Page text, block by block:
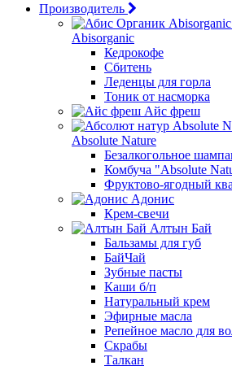
Производитель
Abisorganic
Кедрокофе
Сбитень
Леденцы для горла
Тоник от насморка
Айс фреш
Absolute Nature
Безалкогольное
Комбуча "Absolute
Фруктово-ягодный
Адонис
Крем-свечи
Алтын Бай
Бальзамы для губ
БайЧай
Зубные пасты
Каши б/п
Натуральный крем
Эфирные масла
Репейное масло для
Скрабы
Талкан